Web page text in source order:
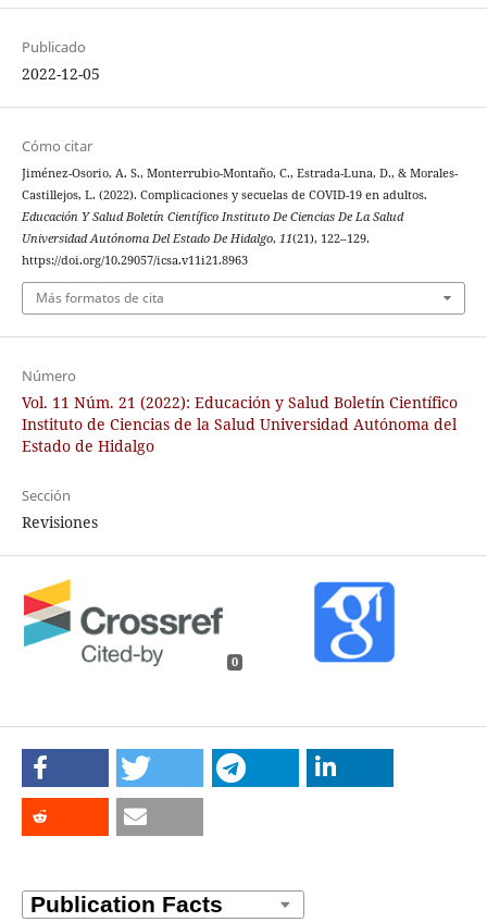
Publicado
2022-12-05
Cómo citar
Jiménez-Osorio, A. S., Monterrubio-Montaño, C., Estrada-Luna, D., & Morales-
Castillejos, L. (2022). Complicaciones y secuelas de COVID-19 en adultos.
Educación Y Salud Boletín Científico Instituto De Ciencias De La Salud
Universidad Autónoma Del Estado De Hidalgo, 11(21), 122–129.
https://doi.org/10.29057/icsa.v11i21.8963
Más formatos de cita
Número
Vol. 11 Núm. 21 (2022): Educación y Salud Boletín Científico
Instituto de Ciencias de la Salud Universidad Autónoma del
Estado de Hidalgo
Sección
Revisiones
0